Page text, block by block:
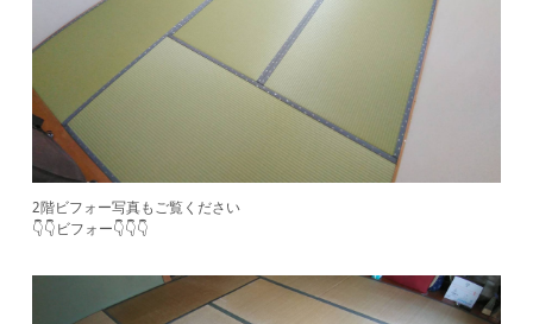
2階ビフォー写真もご覧ください
​👇👇ビフォー👇👇👇